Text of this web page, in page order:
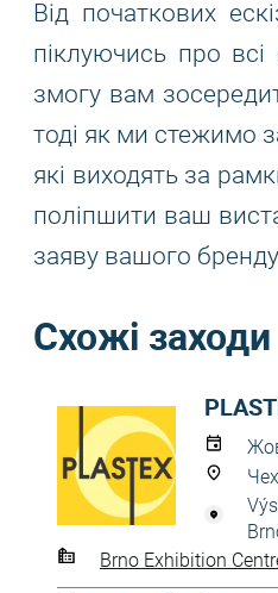
Від початкових
піклуючись про всі
змогу вам
тоді як ми стежимо
які виходять за
поліпшити ваш
заяву вашого бренду
Схожі заходи
Brno Exhibition